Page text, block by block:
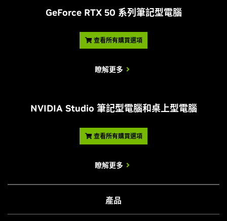
GeForce RTX 50 系列筆記型電腦
查看所有購買選項
瞭解更多
NVIDIA Studio 筆記型電腦和桌上型電腦
查看所有購買選項
瞭解更多
產品